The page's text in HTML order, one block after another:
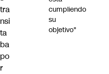
tra
nsi
ta
ba
po
r
cumpliendo
su
objetivo"